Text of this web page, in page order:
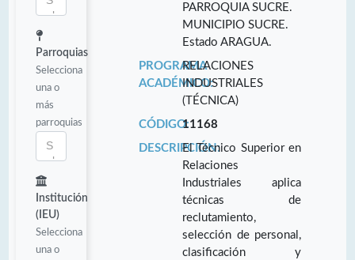
Parroquias
Selecciona
una o
más
parroquias
Institución
(IEU)
Selecciona
una o
PARROQUIA SUCRE.
MUNICIPIO SUCRE.
Estado ARAGUA.
PROGRAMA
ACADÉMICO:
RELACIONES
INDUSTRIALES
(TÉCNICA)
CÓDIGO:11168
DESCRIPCIÓN:El Técnico Superior en
Relaciones
Industriales aplica
técnicas de
reclutamiento,
selección de personal,
clasificación y